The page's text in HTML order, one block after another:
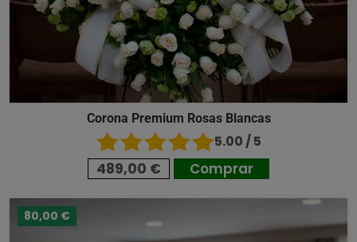
Corona Premium Rosas Blancas
5.00 / 5
489,00 € Comprar
80,00 €